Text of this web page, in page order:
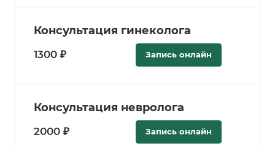
Консультация гинеколога
1300 ₽ Запись онлайн
Консультация невролога
2000 ₽ Запись онлайн